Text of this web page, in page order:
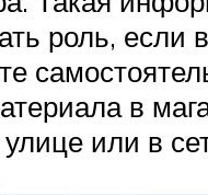
роль, если
в
или в